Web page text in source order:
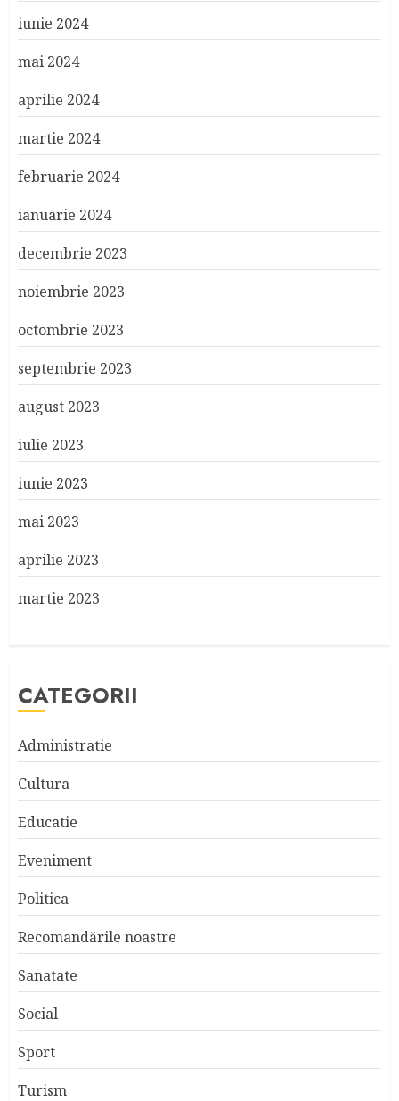
iunie 2024
mai 2024
aprilie 2024
martie 2024
februarie 2024
ianuarie 2024
decembrie 2023
noiembrie 2023
octombrie 2023
septembrie 2023
august 2023
iulie 2023
iunie 2023
mai 2023
aprilie 2023
martie 2023
CATEGORII
Administratie
Cultura
Educatie
Eveniment
Politica
Recomandările noastre
Sanatate
Social
Sport
Turism